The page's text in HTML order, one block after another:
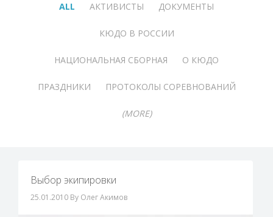
ALL АКТИВИСТЫ ДОКУМЕНТЫ
КЮДО В РОССИИ
НАЦИОНАЛЬНАЯ СБОРНАЯ О КЮДО
ПРАЗДНИКИ ПРОТОКОЛЫ СОРЕВНОВАНИЙ
(MORE)
Выбор экипировки
25.01.2010 By Олег Акимов